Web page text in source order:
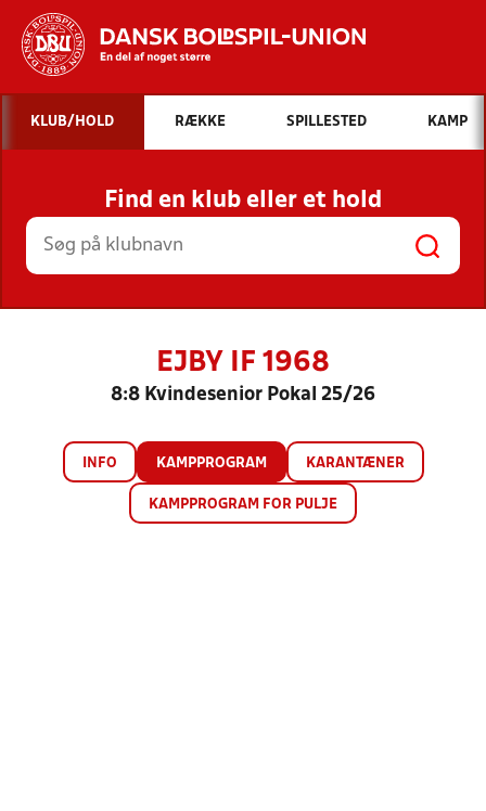
Hvad vil du søge efter?
INDHOLD OG NYHEDER
STILLINGER, RESULTATER, KLUBBER OG
HOLD
KLUB/HOLD RÆKKE SPILLESTED KAMP
Find en klub eller et hold
EJBY IF 1968
8:8 Kvindesenior Pokal 25/26
INFO KAMPPROGRAM KARANTÆNER
KAMPPROGRAM FOR PULJE